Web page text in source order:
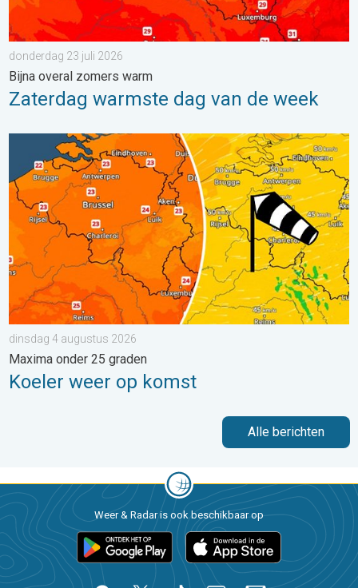
donderdag 23 juli 2026
Bijna overal zomers warm
Zaterdag warmste dag van de week
Koeler weer op komst. Maxima onder 25 graden. . . dinsdag
dinsdag 4 augustus 2026
Maxima onder 25 graden
Koeler weer op komst
Alle berichten
Weer & Radar is ook beschikbaar op